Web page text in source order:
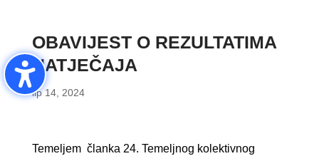
OBAVIJEST O REZULTATIMA
NATJEČAJA
lip 14, 2024
Temeljem članka 24. Temeljnog kolektivnog